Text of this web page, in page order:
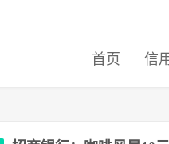
首页 信